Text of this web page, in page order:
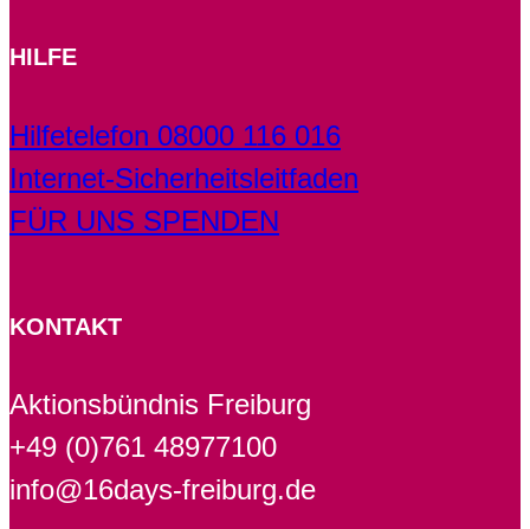
HILFE
Hilfetelefon 08000 116 016
Internet-Sicherheitsleitfaden
FÜR UNS SPENDEN
KONTAKT
Aktionsbündnis Freiburg
+49 (0)761 48977100
info@16days-freiburg.de